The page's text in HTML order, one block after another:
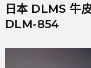
日本 DLMS 牛
DLM-854